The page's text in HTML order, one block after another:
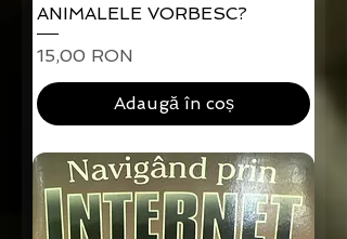
ANIMALELE VORBESC?
Preț
15,00 RON
Adaugă în coș